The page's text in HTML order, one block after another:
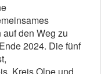
den Weg zu
2024. Die fünf